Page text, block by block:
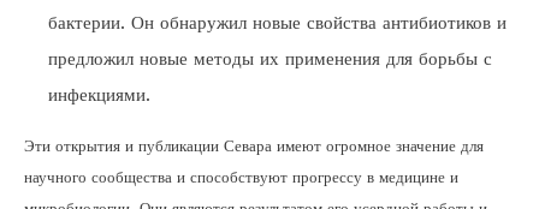
бактерии. Он обнаружил новые свойства антибиотиков и
предложил новые методы их применения для борьбы с
инфекциями.
Эти открытия и публикации Севара имеют огромное значение для
научного сообщества и способствуют прогрессу в медицине и